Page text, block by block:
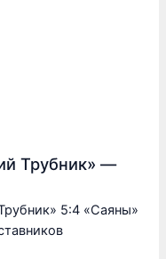
Трубник» —
5:4 «Саяны»